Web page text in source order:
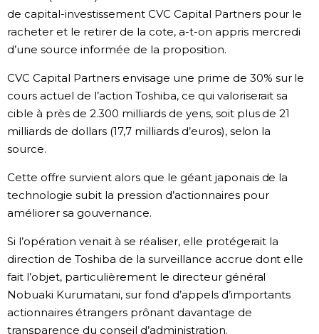
Chroniques
Vidéos
Tokyo
de capital-investissement CVC Capital Partners pour le
racheter et le retirer de la cote, a-t-on appris mercredi
d’une source informée de la proposition.
CVC Capital Partners envisage une prime de 30% sur le
cours actuel de l’action Toshiba, ce qui valoriserait sa
cible à près de 2.300 milliards de yens, soit plus de 21
milliards de dollars (17,7 milliards d’euros), selon la
source.
Cette offre survient alors que le géant japonais de la
technologie subit la pression d’actionnaires pour
améliorer sa gouvernance.
Si l’opération venait à se réaliser, elle protégerait la
direction de Toshiba de la surveillance accrue dont elle
fait l’objet, particulièrement le directeur général
Nobuaki Kurumatani, sur fond d’appels d’importants
actionnaires étrangers prônant davantage de
transparence du conseil d’administration.